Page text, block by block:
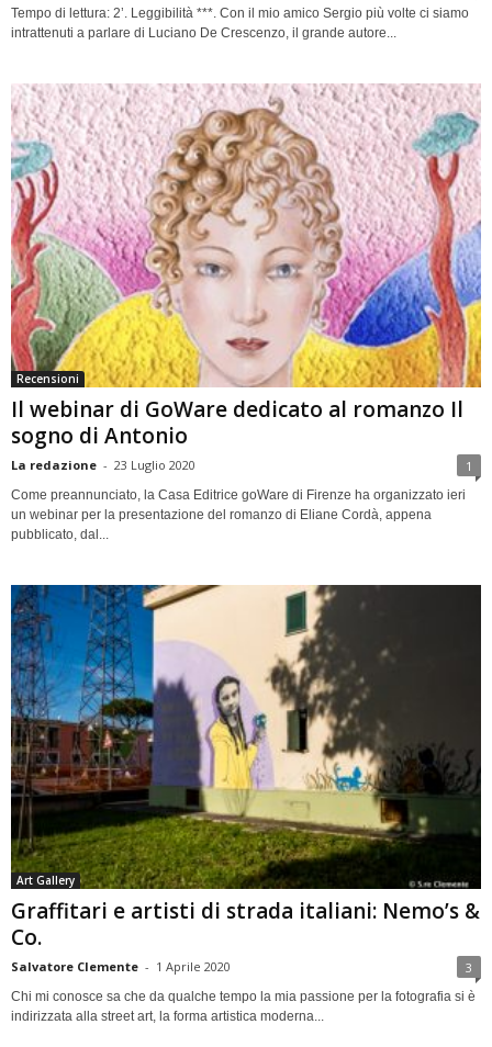
Tempo di lettura: 2’. Leggibilità ***. Con il mio amico Sergio più volte ci siamo
intrattenuti a parlare di Luciano De Crescenzo, il grande autore...
Recensioni
Il webinar di GoWare dedicato al romanzo Il
sogno di Antonio
La redazione - 23 Luglio 2020 1
Come preannunciato, la Casa Editrice goWare di Firenze ha organizzato ieri
un webinar per la presentazione del romanzo di Eliane Cordà, appena
pubblicato, dal...
Art Gallery
Graffitari e artisti di strada italiani: Nemo’s &
Co.
Salvatore Clemente - 1 Aprile 2020 3
Chi mi conosce sa che da qualche tempo la mia passione per la fotografia si è
indirizzata alla street art, la forma artistica moderna...